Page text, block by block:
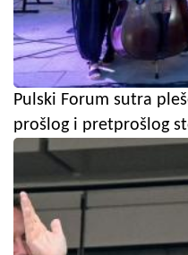
Pulski Forum sutra
prošlog i pretprošlog